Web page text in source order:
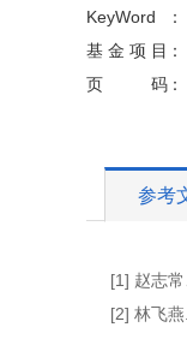
KeyWord
基金项目
页码
参考
[1] 赵志
[2] 林飞